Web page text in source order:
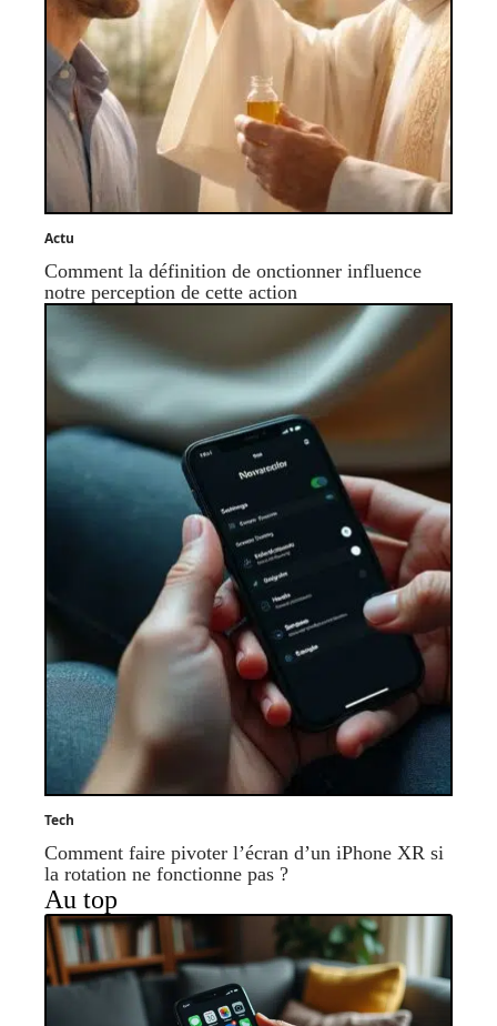
Actu
Comment la définition de onctionner influence
notre perception de cette action
Tech
Comment faire pivoter l’écran d’un iPhone XR si
la rotation ne fonctionne pas ?
Au top